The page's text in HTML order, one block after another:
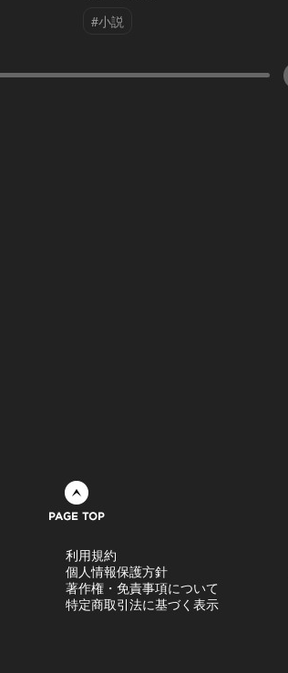
#小説
利用規約
個人情報保護方針
著作権・免責事項について
特定商取引法に基づく表示